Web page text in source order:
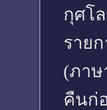
กุศโ
ราย
(ภาษ
คืนก่